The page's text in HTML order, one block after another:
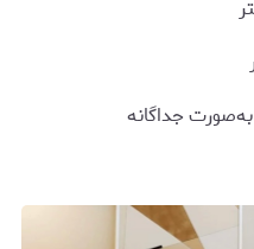
به‌صورت جداگانه